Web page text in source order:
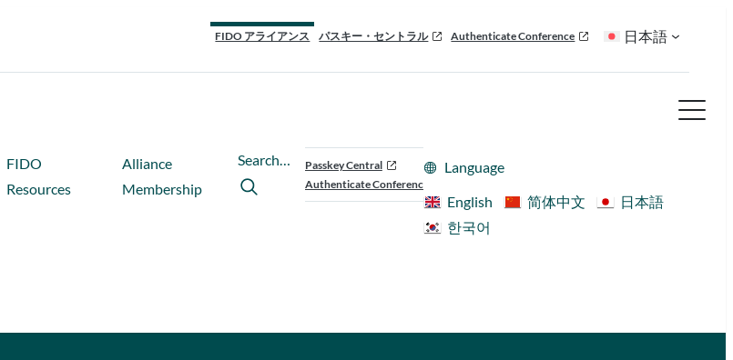
FIDO アライアンス パスキー・セントラル Authenticate Conference 日本語
FIDO
Resources
Alliance
Membership
Search…
Passkey Central
Authenticate Conference
Language
English
简体中文
日本語
한국어